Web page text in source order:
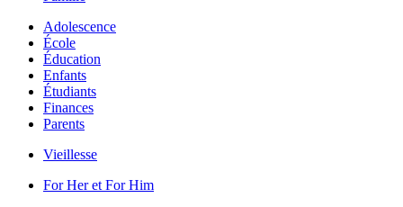
Adolescence
École
Éducation
Enfants
Étudiants
Finances
Parents
Vieillesse
For Her et For Him